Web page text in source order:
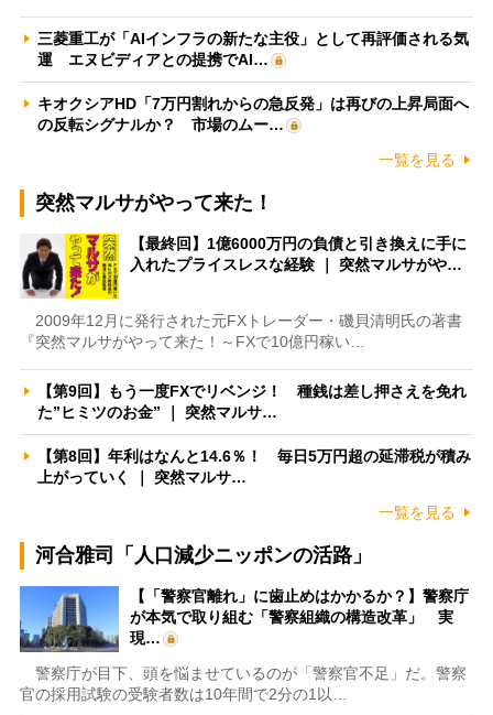
三菱重工が「AIインフラの新たな主役」として再評価される気
運 エヌビディアとの提携でAI…
キオクシアHD「7万円割れからの急反発」は再びの上昇局面へ
の反転シグナルか？ 市場のムー…
一覧を見る
突然マルサがやって来た！
【最終回】1億6000万円の負債と引き換えに手に
入れたプライスレスな経験 ｜ 突然マルサがや…
2009年12月に発行された元FXトレーダー・磯貝清明氏の著書
『突然マルサがやって来た！～FXで10億円稼い…
【第9回】もう一度FXでリベンジ！ 種銭は差し押さえを免れ
た”ヒミツのお金” ｜ 突然マルサ…
【第8回】年利はなんと14.6％！ 毎日5万円超の延滞税が積み
上がっていく ｜ 突然マルサ…
一覧を見る
河合雅司「人口減少ニッポンの活路」
【「警察官離れ」に歯止めはかかるか？】警察庁
が本気で取り組む「警察組織の構造改革」 実
現…
警察庁が目下、頭を悩ませているのが「警察官不足」だ。警察
官の採用試験の受験者数は10年間で2分の1以…